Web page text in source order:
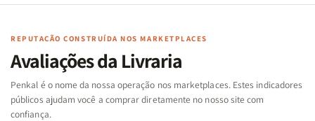
Cartas
Famílias
Bíblia
-
Penkal
Cartas
Famílias
da
Bíblia
-
Penkal
|
de
|
REPUTAÇÃO CONSTRUÍDA NOS MARKETPLACES
Avaliações da Livraria
Penkal é o nome da nossa operação nos marketplaces. Estes indicadores
públicos ajudam você a comprar diretamente no nosso site com
confiança.